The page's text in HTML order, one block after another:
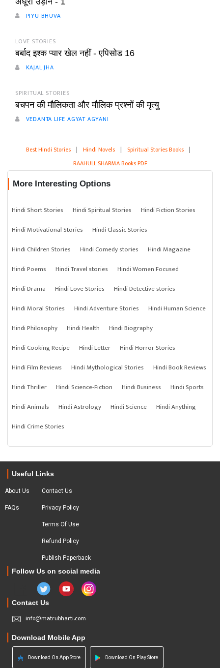
PIYU BHUVA
LOVE STORIES
बर्बाद इश्क प्यार खेल नहीं - एपिसोड 16
KAJAL JHA
SPIRITUAL STORIES
बचपन की मौलिकता और मौलिक प्रश्नों की मृत्यु
VEDANTA LIFE AGYAT AGYANI
Best Hindi Stories | Hindi Novels | Spiritual Stories Books |
RAAHULL SHARMA Books PDF
More Interesting Options
Hindi Short Stories Hindi Spiritual Stories
Hindi Fiction Stories
Hindi Motivational Stories
Hindi Classic Stories
Hindi Children Stories
Hindi Comedy stories
Hindi Magazine
Hindi Poems
Hindi Travel stories
Hindi Women Focused
Hindi Drama
Hindi Love Stories
Hindi Detective stories
Hindi Moral Stories
Hindi Adventure Stories
Hindi Human Science
Hindi Philosophy
Hindi Health
Hindi Biography
Hindi Cooking Recipe
Hindi Letter
Hindi Horror Stories
Hindi Film Reviews
Hindi Mythological Stories
Hindi Book Reviews
Hindi Thriller
Hindi Science-Fiction Hindi Business
Hindi Sports
Hindi Animals
Hindi Astrology Hindi Science
Hindi Anything
Hindi Crime Stories
Useful Links
About Us
FAQs
Contact Us
Privacy Policy
Terms Of Use
Refund Policy
Publish Paperback
Follow Us on social media
Contact Us
info@matrubharti.com
Download Mobile App
Download On App Store Download On Play Store